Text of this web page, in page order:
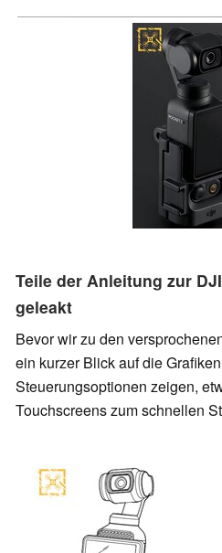
Teile der Anleitung zur
geleakt
Bevor wir zu den
ein kurzer Blick auf die
Steuerungsoptionen zeigen,
Touchscreens zum schnellen